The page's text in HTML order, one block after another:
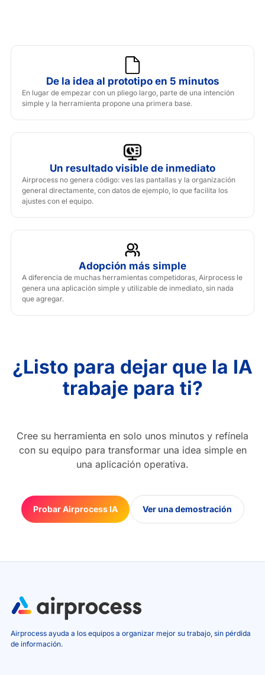
De la idea al prototipo en 5 minutos
En lugar de empezar con un pliego largo, parte de una intención
simple y la herramienta propone una primera base.
Un resultado visible de inmediato
Airprocess no genera código: ves las pantallas y la organización
general directamente, con datos de ejemplo, lo que facilita los
ajustes con el equipo.
Adopción más simple
A diferencia de muchas herramientas competidoras, Airprocess le
genera una aplicación simple y utilizable de inmediato, sin nada
que agregar.
¿Listo para dejar que la IA
trabaje para ti?
Cree su herramienta en solo unos minutos y refínela
con su equipo para transformar una idea simple en
una aplicación operativa.
Probar Airprocess IA Ver una demostración
Airprocess ayuda a los equipos a organizar mejor su trabajo, sin pérdida
de información.